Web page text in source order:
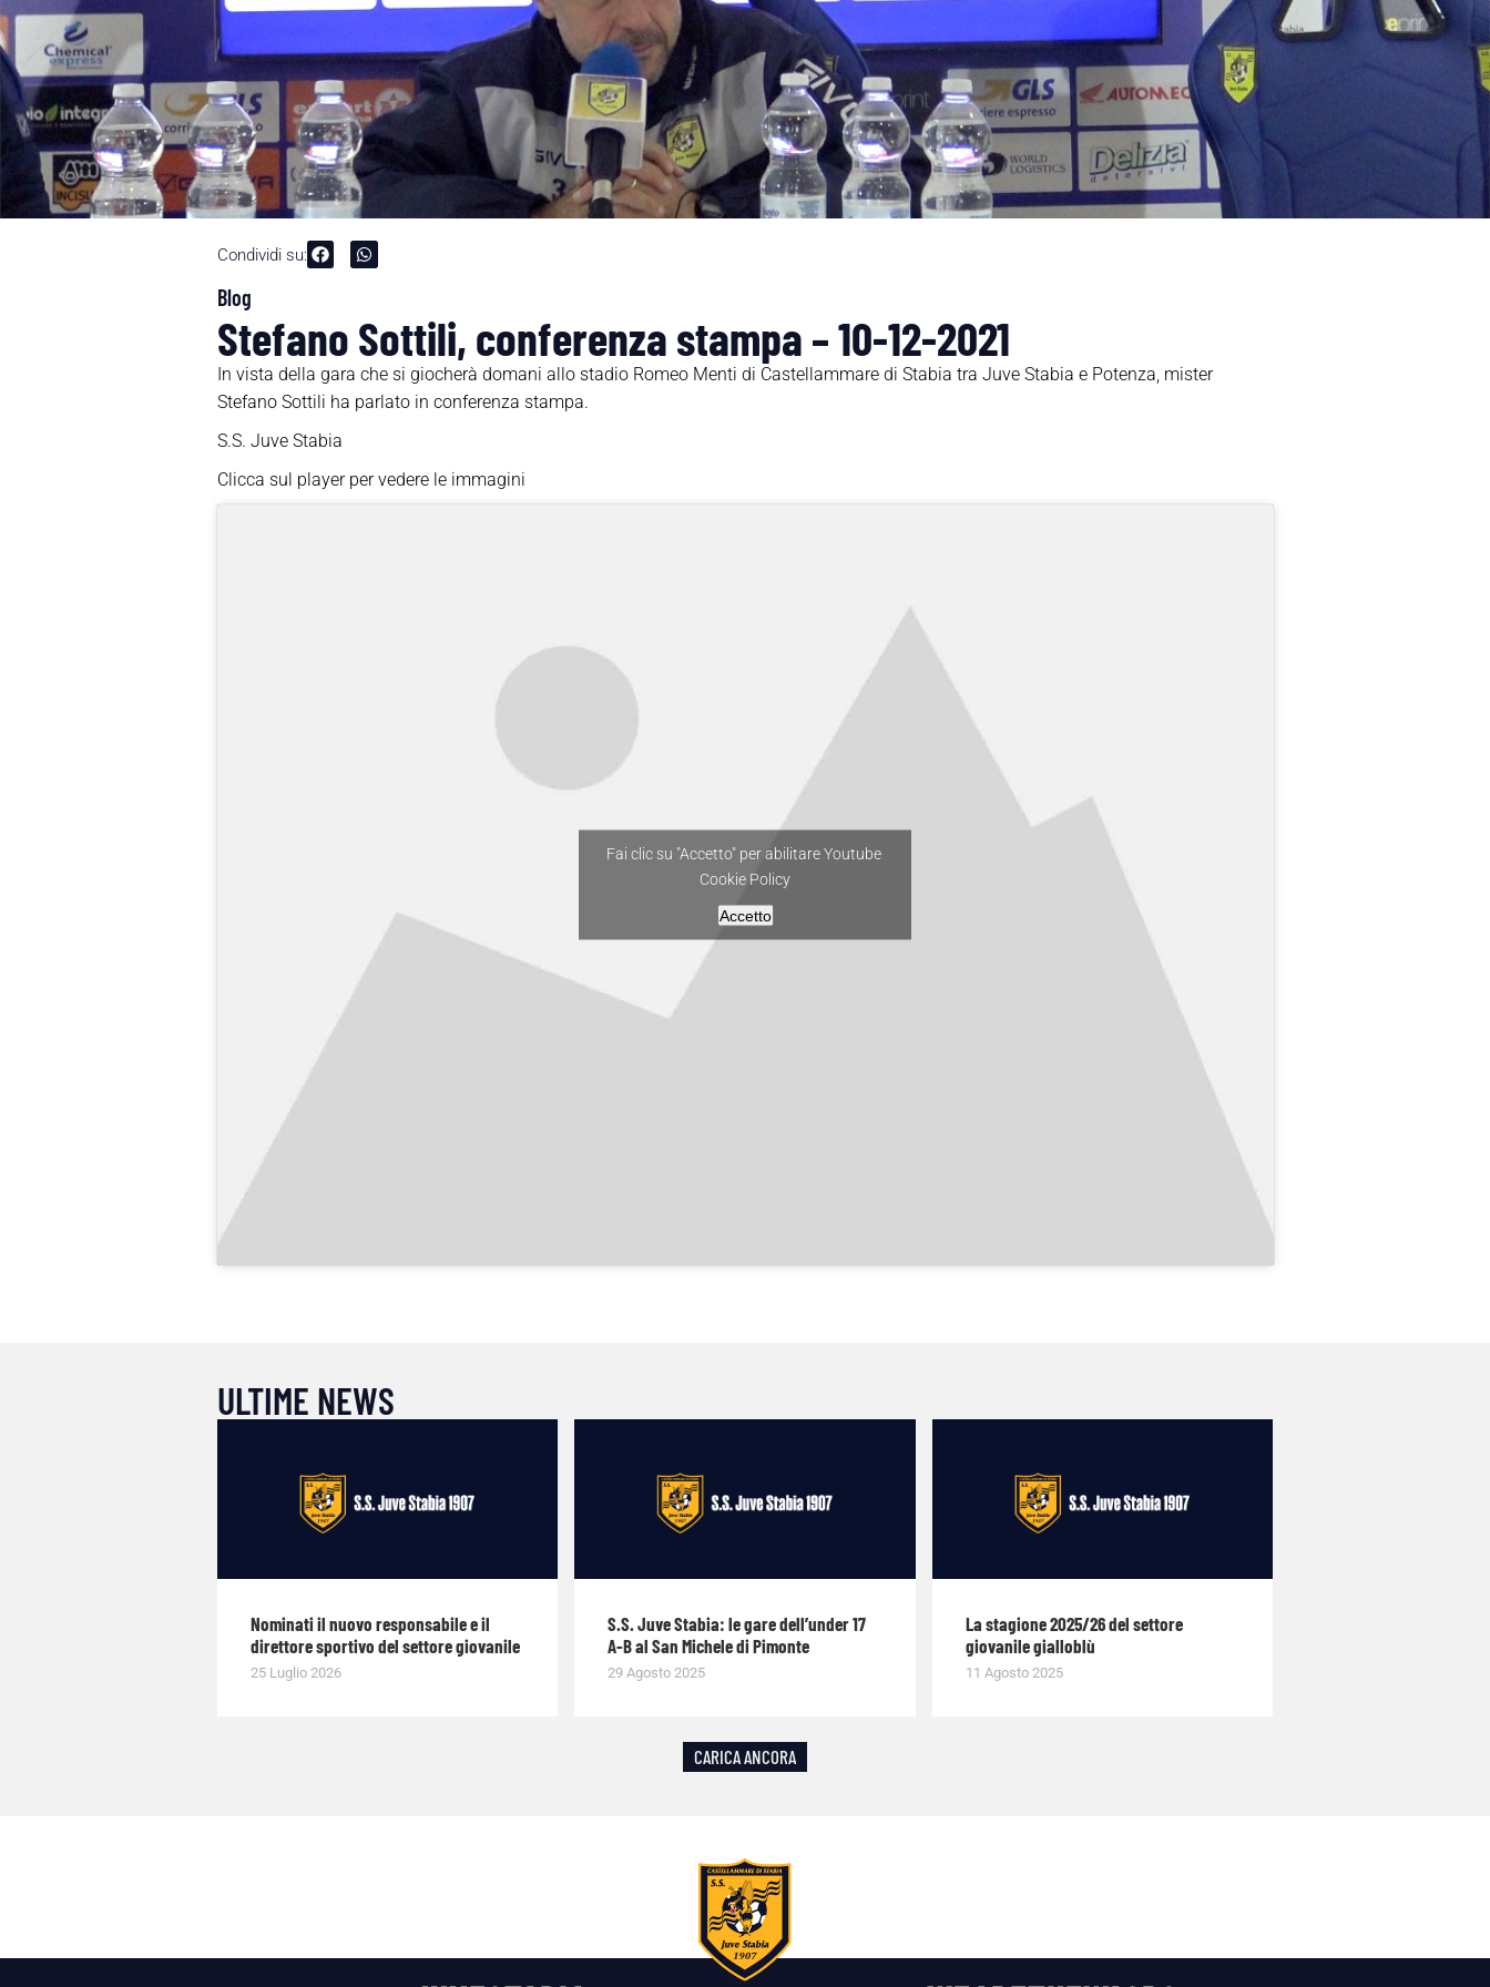
Condividi su:
Blog
Stefano Sottili, conferenza stampa – 10-12-2021
In vista della gara che si giocherà domani allo stadio Romeo Menti di Castellammare di Stabia tra Juve Stabia e Potenza, mister
Stefano Sottili ha parlato in conferenza stampa.
S.S. Juve Stabia
Clicca sul player per vedere le immagini
Fai clic su "Accetto" per abilitare Youtube
Cookie Policy
Accetto
ULTIME NEWS
Nominati il nuovo responsabile e il
direttore sportivo del settore giovanile
25 Luglio 2026
S.S. Juve Stabia: le gare dell’under 17
A-B al San Michele di Pimonte
29 Agosto 2025
La stagione 2025/26 del settore
giovanile gialloblù
11 Agosto 2025
CARICA ANCORA